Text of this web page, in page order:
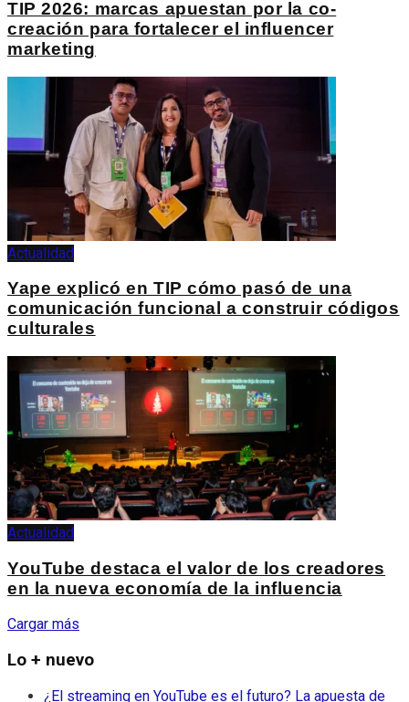
TIP 2026: marcas apuestan por la co-
creación para fortalecer el influencer
marketing
Actualidad
Yape explicó en TIP cómo pasó de una
comunicación funcional a construir códigos
culturales
Actualidad
YouTube destaca el valor de los creadores
en la nueva economía de la influencia
Cargar más
Lo + nuevo
¿El streaming en YouTube es el futuro? La apuesta de